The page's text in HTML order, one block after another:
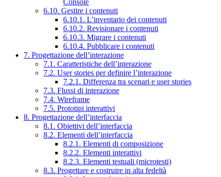
6.10. Gestire i contenuti
6.10.1. L’inventario dei contenuti
6.10.2. Revisionare i contenuti
6.10.3. Migrare i contenuti
6.10.4. Pubblicare i contenuti
7. Progettazione dell’interazione
7.1. Caratteristiche dell’interazione
7.2. User stories per definire l’interazione
7.2.1. Differenza tra scenari e user stories
7.3. Flussi di interazione
7.4. Wireframe
7.5. Prototipi interattivi
8. Progettazione dell’interfaccia
8.1. Obiettivi dell’interfaccia
8.2. Elementi dell’interfaccia
8.2.1. Elementi di composizione
8.2.2. Elementi interattivi
8.2.3. Elementi testuali (microtesti)
8.3. Progettare e costruire in alta fedeltà